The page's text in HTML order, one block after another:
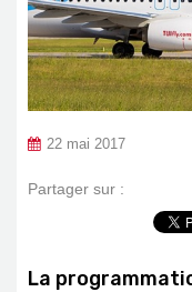
22 mai 2017
Partager sur :
La